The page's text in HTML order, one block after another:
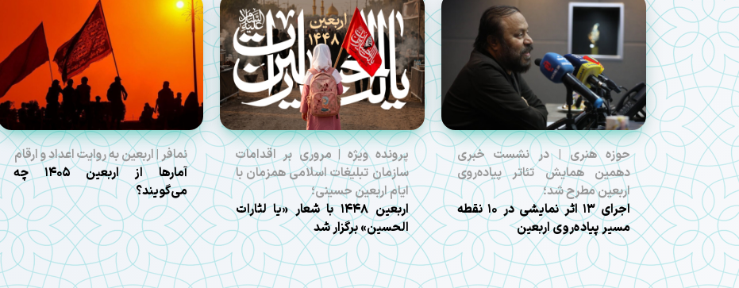
حوزه هنری | در نشست خبری
دهمین همایش تئاتر پیاده‌روی
اربعین مطرح شد؛
اجرای ۱۳ اثر نمایشی در ۱۰ نقطه
مسیر پیاده‌روی اربعین
پرونده ویژه | مروری بر اقدامات
سازمان تبلیغات اسلامی همزمان با
ایام اربعین حسینی؛
اربعین ۱۴۴۸ با شعار «یا لثارات
الحسین» برگزار شد
نمافر | اربعین به روایت اعداد و ارقام
آمارها از اربعین ۱۴۰۵ چه
می‌گویند؟